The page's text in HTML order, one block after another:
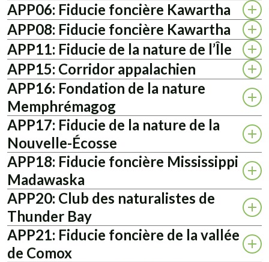
APP06: Fiducie foncière Kawartha
APP08: Fiducie foncière Kawartha
APP11: Fiducie de la nature de l’Île
APP15: Corridor appalachien
APP16: Fondation de la nature
Memphrémagog
APP17: Fiducie de la nature de la
Nouvelle-Écosse
APP18: Fiducie foncière Mississippi
Madawaska
APP20: Club des naturalistes de
Thunder Bay
APP21: Fiducie foncière de la vallée
de Comox